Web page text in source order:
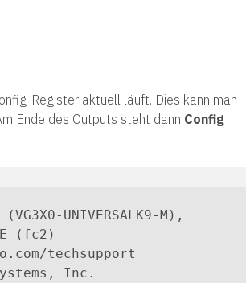
Register aktuell läuft. Dies kann man
Ende des Outputs steht dann Config
UNIVERSALK9-M),
(fc2)
techsupport
Inc.